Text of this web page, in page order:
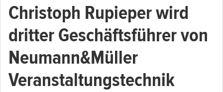
Christoph Rupieper wird
dritter Geschäftsführer von
Neumann&Müller
Veranstaltungstechnik